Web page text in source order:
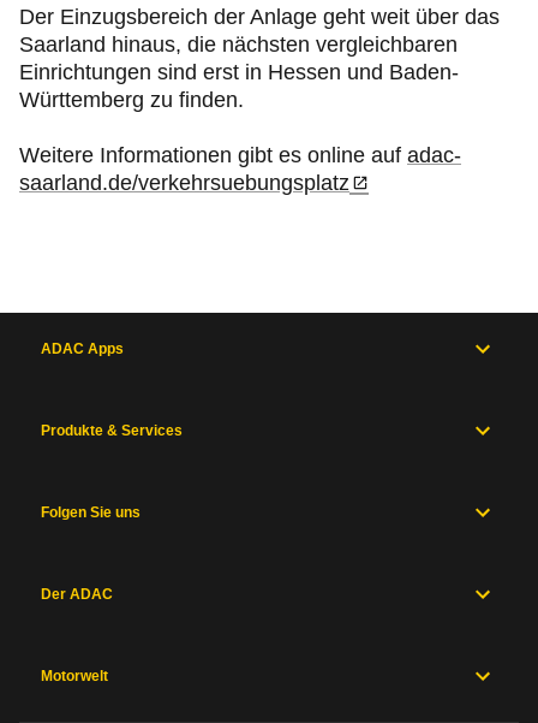
Der Einzugsbereich der Anlage geht weit über das
Saarland hinaus, die nächsten vergleichbaren
Einrichtungen sind erst in Hessen und Baden-
Württemberg zu finden.
Weitere Informationen gibt es online auf adac-
saarland.de/verkehrsuebungsplatz
ADAC Apps
Produkte & Services
Folgen Sie uns
Der ADAC
Motorwelt